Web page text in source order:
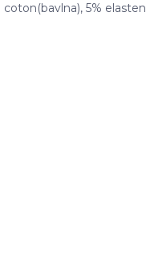
coton(bavlna), 5% elasten